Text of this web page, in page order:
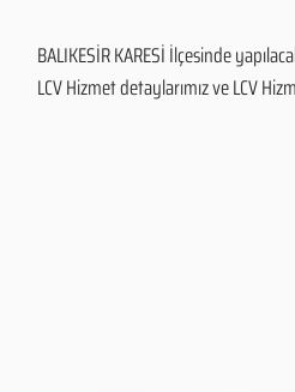
BALIKESİR KARESİ İlçesinde
LCV Hizmet detaylarımız ve LCV